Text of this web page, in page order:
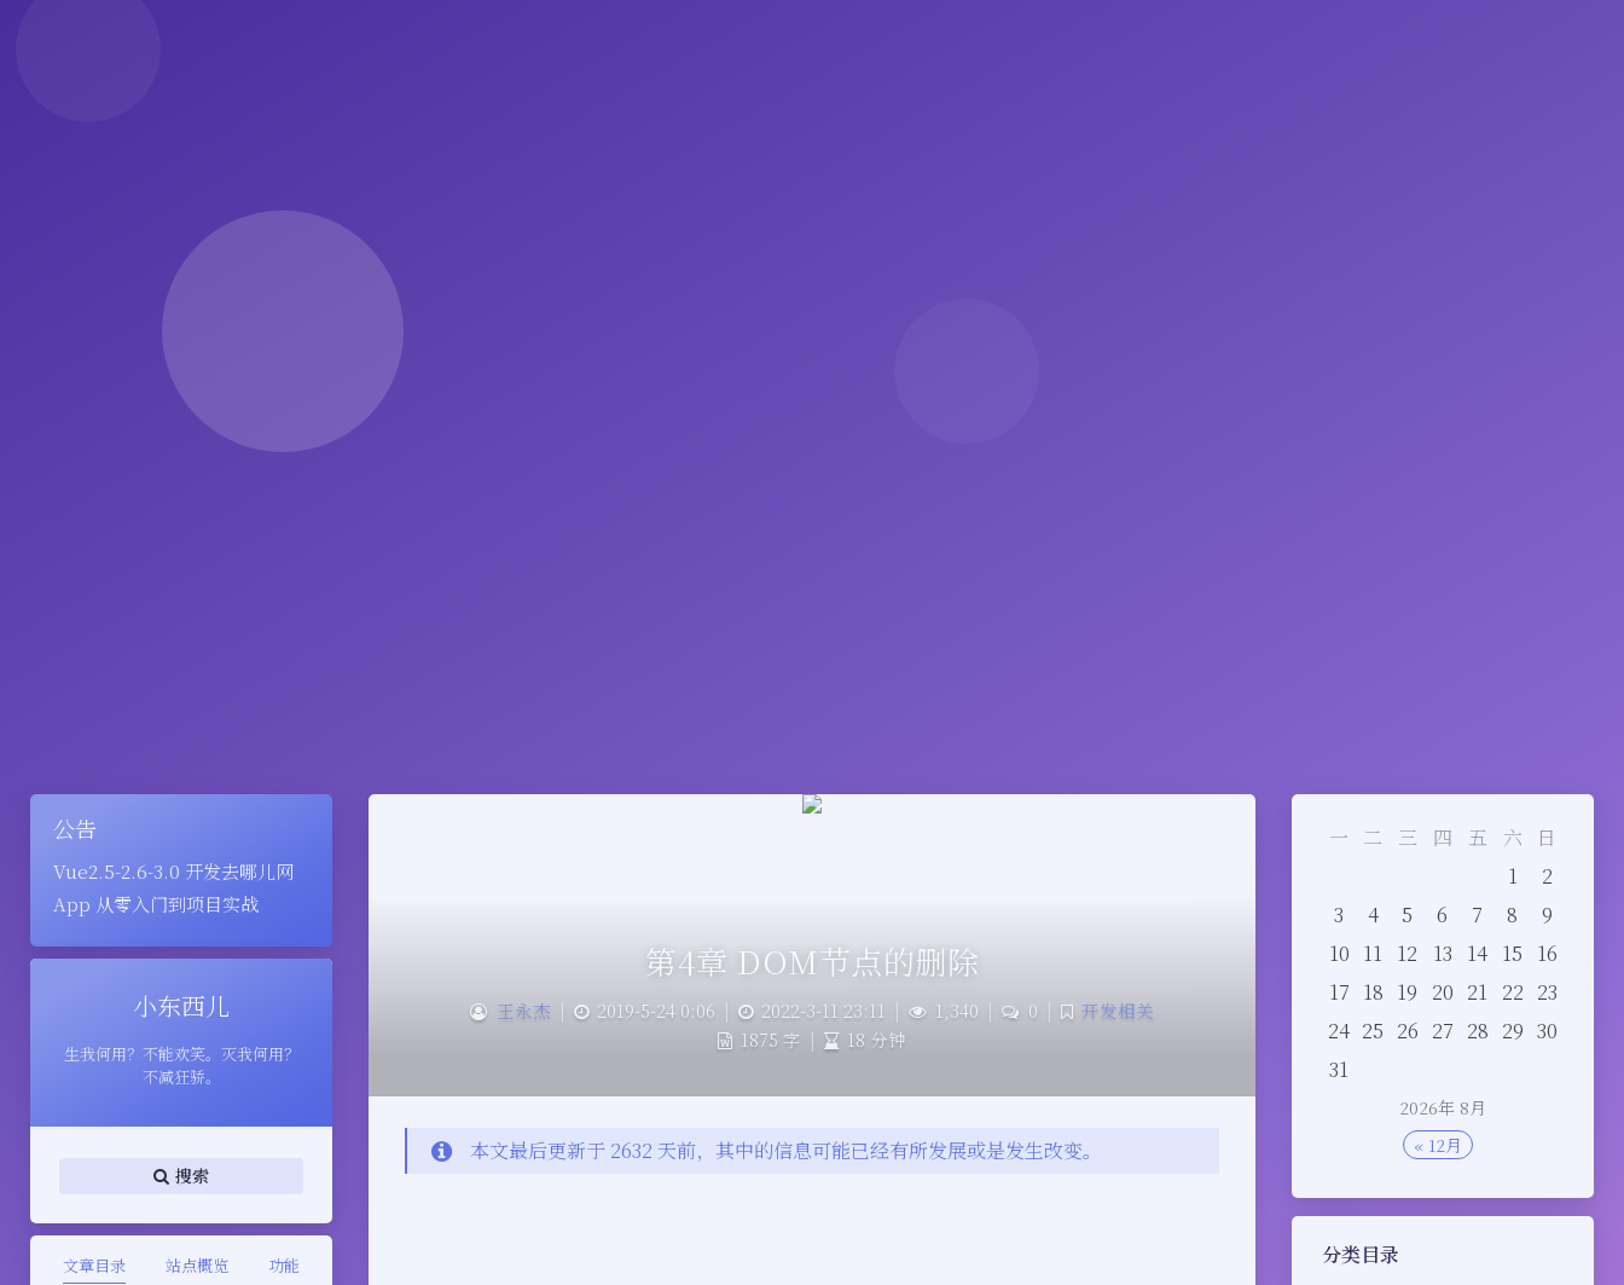
公告
Vue2.5-2.6-3.0 开发去哪儿网
App 从零入门到项目实战
小东西儿
生我何用？不能欢笑。灭我何用？
不减狂骄。
搜索
文章目录 站点概览 功能
2026年 8月
一 二 三 四 五 六
日
1
2
3
4 5 6 7 8
9
10 11 12 13 14 15
16
17 18 19 20 21 22 23
24 25 26 27 28 29 30
31
« 12月
分类目录
第4章 DOM节点的删除
王永杰 | 2019-5-24 0:06 | 2022-3-11 23:11 | 1,340 | 0 |
开发相关
1875 字 | 18 分钟
本文最后更新于 2632 天前，其中的信息可能已经有所发展或是发生改变。